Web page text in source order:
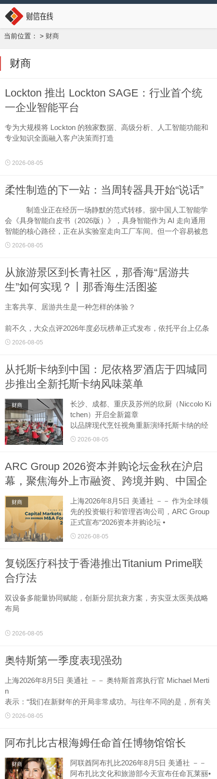
当前位置： > 财商
财商
Lockton 推出 Lockton SAGE：行业首个统
一企业智能平台
专为大规模将 Lockton 的独家数据、高级分析、人工智能功能和
专业知识全面融入客户决策而打造
密苏里州堪萨斯城2026年8月5日 美通社 －－ 全球最大的私营保
2026-08-05
柔性制造的下一站：当周转器具开始“说话”
制造业正在经历一场静默的范式转移。据中国人工智能学
会《具身智能白皮书（2026版）》，具身智能作为 AI 走向通用
智能的核心路径，正在从实验室走向工厂车间。但一个容易被忽
略的事实是：当机器人进......
2026-08-05
从旅游景区到长青社区，那香海“居游共
生”如何实现？丨那香海生活图鉴
主客共享、居游共生是一种怎样的体验？
前不久，大众点评2026年度必玩榜单正式发布，依托平台上亿条
真实游客评价、多维度口碑数据客观甄选，那香海景区成功登
2026-08-05
从托斯卡纳到中国：尼依格罗酒店于四城同
步推出全新托斯卡纳风味菜单
财商
长沙、成都、重庆及苏州的欣厨（Niccolo Ki
tchen）开启全新篇章
以品牌现代烹饪视角重新演绎托斯卡纳的经
典风味
尼依格罗酒店诚邀宾客于欣厨，品味托斯卡
纳的美食精髓。全新风味菜单于202...
2026-08-05
ARC Group 2026资本并购论坛金秋在沪启
幕，聚焦海外上市融资、跨境并购、中国企
业全球化
财商
上海2026年8月5日 美通社 －－ 作为全球领
先的投资银行和管理咨询公司，ARC Group
正式宣布“2026资本并购论坛 •
中国上海站”（Capital Markets and M＆A For
2026-08-05
复锐医疗科技于香港推出Titanium Prime联
合疗法
双设备多能量协同赋能，创新分层抗衰方案，夯实亚太医美战略
布局
香港2026年8月5日 美通社 －－ 复锐医疗科技有限公司（英文“Si
2026-08-05
奥特斯第一季度表现强劲
上海2026年8月5日 美通社 －－ 奥特斯首席执行官 Michael Merti
n
表示：“我们在新财年的开局非常成功。与往年不同的是，所有关
键绩效指标均呈现正向增长，突显了我们策略的实力。奥特斯正
2026-08-05
阿布扎比古根海姆任命首任博物馆馆长
财商
阿联酋阿布扎比2026年8月5日 美通社 －－
阿布扎比文化和旅游部今天宣布任命瓦莱丽•